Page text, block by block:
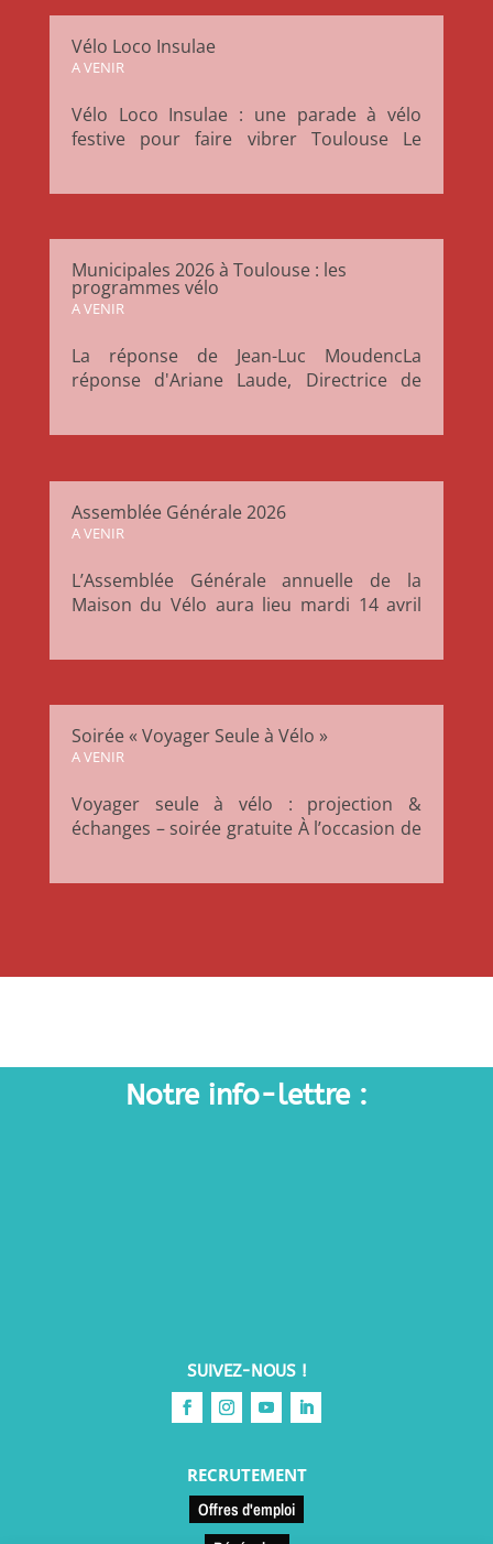
également ouverte à toutes celles et ceux
qui rêvent d’une ville...
Vélo Loco Insulae
A VENIR
Vélo Loco Insulae : une parade à vélo
festive pour faire vibrer Toulouse Le
joyeuse, pour relier l’Île du Ramier aux
Jardins du Muséum à Borderouge 🌿 Un
moment...
Municipales 2026 à Toulouse : les
programmes vélo
A VENIR
La réponse de Jean-Luc MoudencLa
réponse d'Ariane Laude, Directrice de
souhaitez-vous promouvoir l’usage du
aménagements de voirie ? Au delà des
aménagements de voirie, nous prévoyons
les...
Assemblée Générale 2026
A VENIR
L’Assemblée Générale annuelle de la
Maison du Vélo aura lieu mardi 14 avril
menées au cours de l’année écoulée, de
présenter les perspectives à venir et de...
Soirée « Voyager Seule à Vélo »
A VENIR
Voyager seule à vélo : projection &
échanges – soirée gratuite À l’occasion de
Notre info-lettre :
SUIVEZ-NOUS !
RECRUTEMENT
Offres d'emploi